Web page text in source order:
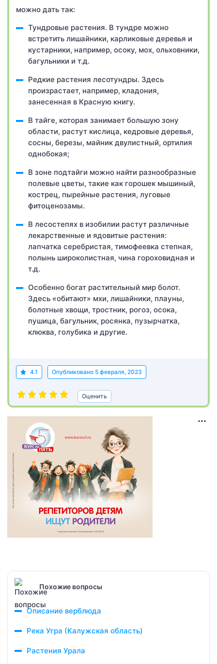
можно дать так:
Тундровые растения. В тундре можно
встретить лишайники, карликовые деревья и
кустарники, например, осоку, мох, ольховники,
багульники и т.д.
Редкие растения лесотундры. Здесь
произрастает, например, кладония,
занесенная в Красную книгу.
В тайге, которая занимает большую зону
области, растут кислица, кедровые деревья,
сосны, березы, майник двулистный, ортилия
однобокая;
В зоне подтайги можно найти разнообразные
полевые цветы, такие как горошек мышиный,
кострец, пырейные растения, луговые
фитоценозамы.
В лесостепях в изобилии растут различные
лекарственные и ядовитые растения:
лапчатка серебристая, тимофеевка степная,
полынь широколистная, чина гороховидная и
т.д.
Особенно богат растительный мир болот.
Здесь «обитают» мхи, лишайники, плауны,
болотные хвощи, тростник, рогоз, осока,
пушица, багульник, росянка, пузырчатка,
клюква, голубика и другие.
4.1 Опубликовано 5 февраля, 2023
Оценить
Похожие вопросы
Описание верблюда
Река Угра (Калужская область)
Растения Урала